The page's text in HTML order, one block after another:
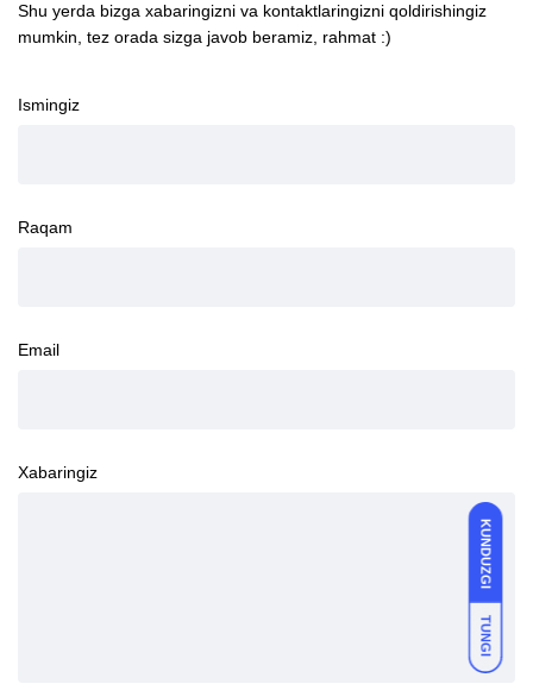
KUNDUZGI
TUNGI
Shu yerda bizga xabaringizni va kontaktlaringizni qoldirishingiz
mumkin, tez orada sizga javob beramiz, rahmat :)
Ismingiz
Raqam
Email
Xabaringiz